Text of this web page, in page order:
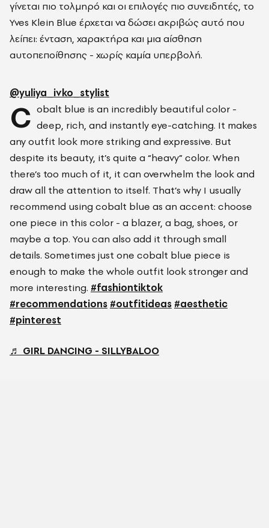
γίνεται πιο τολμηρό και οι επιλογές πιο συνειδητές, το
Yves Klein Blue έρχεται να δώσει ακριβώς αυτό που
λείπει: ένταση, χαρακτήρα και μια αίσθηση
αυτοπεποίθησης - χωρίς καμία υπερβολή.
@yuliya_ivko_stylist
C obalt blue is an incredibly beautiful color -
deep, rich, and instantly eye-catching. It makes
any outfit look more striking and expressive. But
despite its beauty, it’s quite a “heavy” color. When
there’s too much of it, it can overwhelm the look and
draw all the attention to itself. That’s why I usually
recommend using cobalt blue as an accent: choose
one piece in this color - a blazer, a bag, shoes, or
maybe a top. You can also add it through small
details. Sometimes just one cobalt blue piece is
enough to make the whole outfit look stronger and
more interesting. #fashiontiktok
#recommendations #outfitideas #aesthetic
#pinterest
♬ GIRL DANCING - SILLYBALOO